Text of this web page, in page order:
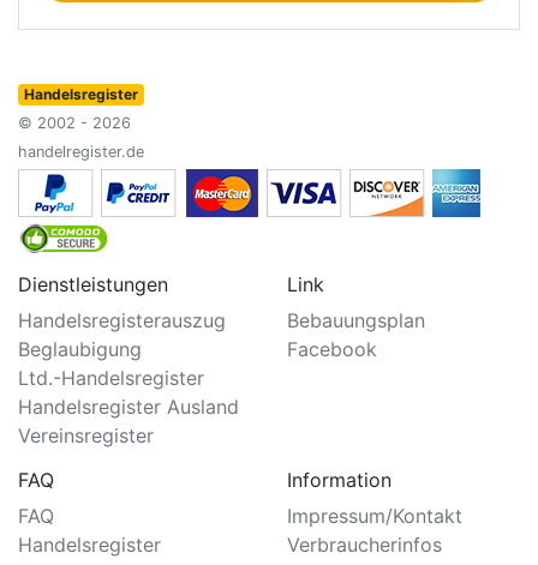
Handelsregister
© 2002 - 2026
handelregister.de
Dienstleistungen
Handelsregisterauszug
Beglaubigung
Ltd.-Handelsregister
Handelsregister Ausland
Vereinsregister
Link
Bebauungsplan
Facebook
FAQ
FAQ
Handelsregister
Information
Impressum/Kontakt
Verbraucherinfos